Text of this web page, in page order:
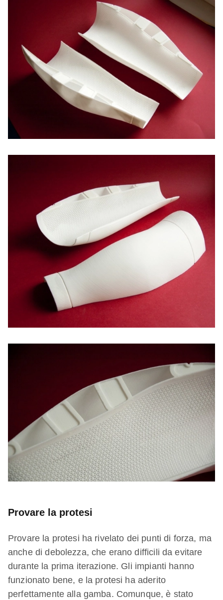
Provare la protesi​
Provare la protesi ha rivelato dei punti di forza, ma
anche di debolezza, che erano difficili da evitare
durante la prima iterazione. Gli impianti hanno
funzionato bene, e la protesi ha aderito
perfettamente alla gamba. Comunque, è stato